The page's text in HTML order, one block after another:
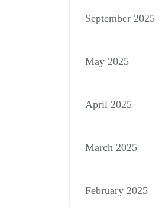
September 2025
May 2025
April 2025
March 2025
February 2025